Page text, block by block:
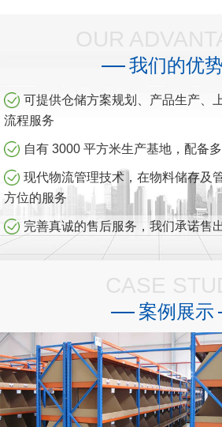
我们的优势
可提供仓储方案规划、产品生产、
流程服务
自有 3000 平方米生产基地，配备
现代物流管理技术，在物料储存及
方位的服务
完善真诚的售后服务，我们承诺售
CASE
案例展示